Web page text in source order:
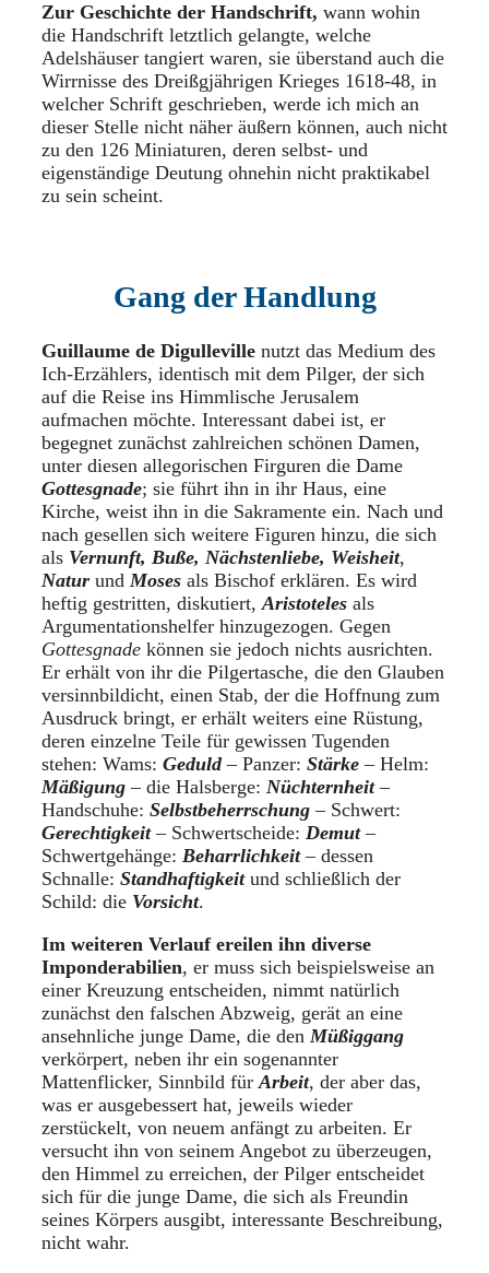
Zur Geschichte der Handschrift, wann wohin
die Handschrift letztlich gelangte, welche
Adelshäuser tangiert waren, sie überstand auch die
Wirrnisse des Dreißgjährigen Krieges 1618-48, in
welcher Schrift geschrieben, werde ich mich an
dieser Stelle nicht näher äußern können, auch nicht
zu den 126 Miniaturen, deren selbst- und
eigenständige Deutung ohnehin nicht praktikabel
zu sein scheint.
Gang der Handlung
Guillaume de Digulleville nutzt das Medium des
Ich-Erzählers, identisch mit dem Pilger, der sich
auf die Reise ins Himmlische Jerusalem
aufmachen möchte. Interessant dabei ist, er
begegnet zunächst zahlreichen schönen Damen,
unter diesen allegorischen Firguren die Dame
Gottesgnade; sie führt ihn in ihr Haus, eine
Kirche, weist ihn in die Sakramente ein. Nach und
nach gesellen sich weitere Figuren hinzu, die sich
als Vernunft, Buße, Nächstenliebe, Weisheit,
Natur undMoses als Bischof erklären. Es wird
heftig gestritten, diskutiert,Aristoteles als
Argumentationshelfer hinzugezogen. Gegen
Gottesgnade können sie jedoch nichts ausrichten.
Er erhält von ihr die Pilgertasche, die den Glauben
versinnbildicht, einen Stab, der die Hoffnung zum
Ausdruck bringt, er erhält weiters eine Rüstung,
deren einzelne Teile für gewissen Tugenden
stehen: Wams: Geduld– Panzer: Stärke – Helm:
Mäßigung – die Halsberge: Nüchternheit–
Handschuhe: Selbstbeherrschung – Schwert:
Gerechtigkeit– Schwertscheide: Demut–
Schwertgehänge: Beharrlichkeit– dessen
Schnalle: Standhaftigkeit und schließlich der
Schild: die Vorsicht.
Im weiteren Verlauf ereilen ihn diverse
Imponderabilien, er muss sich beispielsweise an
einer Kreuzung entscheiden, nimmt natürlich
zunächst den falschen Abzweig, gerät an eine
ansehnliche junge Dame, die denMüßiggang
verkörpert, neben ihr ein sogenannter
Mattenflicker, Sinnbild fürArbeit, der aber das,
was er ausgebessert hat, jeweils wieder
zerstückelt, von neuem anfängt zu arbeiten. Er
versucht ihn von seinem Angebot zu überzeugen,
den Himmel zu erreichen, der Pilger entscheidet
sich für die junge Dame, die sich als Freundin
seines Körpers ausgibt, interessante Beschreibung,
nicht wahr.